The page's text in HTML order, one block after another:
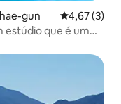
gun 4,67 de
4,67 (3)
estúdio que é um